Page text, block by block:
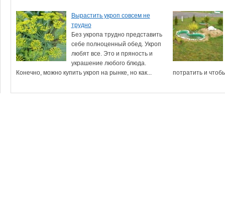
Вырастить укроп совсем не
трудно
Без укропа трудно представить
себе полноценный обед. Укроп
любят все. Это и пряность и
украшение любого блюда.
Конечно, можно купить укроп на рынке, но как...
потратить и